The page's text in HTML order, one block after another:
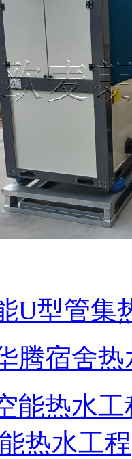
U型管集
腾宿舍热
能热水
热水工程